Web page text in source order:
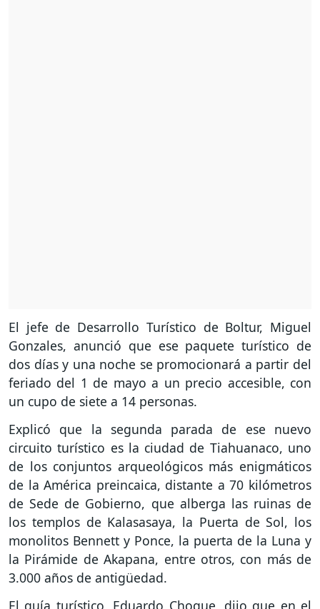
El jefe de Desarrollo Turístico de Boltur, Miguel
Gonzales, anunció que ese paquete turístico de
dos días y una noche se promocionará a partir del
feriado del 1 de mayo a un precio accesible, con
un cupo de siete a 14 personas.
Explicó que la segunda parada de ese nuevo
circuito turístico es la ciudad de Tiahuanaco, uno
de los conjuntos arqueológicos más enigmáticos
de la América preincaica, distante a 70 kilómetros
de Sede de Gobierno, que alberga las ruinas de
los templos de Kalasasaya, la Puerta de Sol, los
monolitos Bennett y Ponce, la puerta de la Luna y
la Pirámide de Akapana, entre otros, con más de
3.000 años de antigüedad.
El guía turístico, Eduardo Choque, dijo que en el